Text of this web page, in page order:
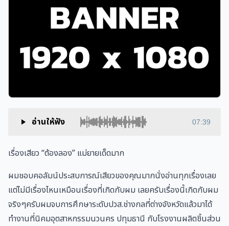
อ่านให้ฟัง 07:39
เรื่องเสียว “ต้องลอง” แม่ยายเด็ดมาก
ผมชอบคอลัมน์ประสบการณ์เสียวของคุณมากนั่งอ่านทุกเรื่องเลย
แต่ไม่มีเรื่องไหนเหมือนเรื่องที่เกิดกับผม เลยครับเรื่องนี้เกิดกับผม
จริงๆครับผมจบการศึกษาระดับปวส.ช่างกลที่ต่างจังหวัดแล้วมาได้
ทำงานที่นิคมอุตสาหกรรมนวนคร ปทุมธานี กับโรงงานผลิตชิ้นส่วน